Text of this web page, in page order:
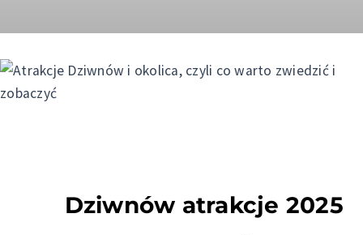
Dziwnów atrakcje 2025